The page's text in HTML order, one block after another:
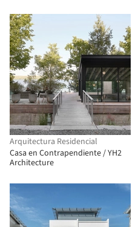
Arquitectura Residencial
Casa en Contrapendiente / YH2
Architecture